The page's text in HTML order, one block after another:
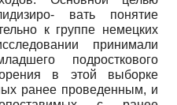
вать понятие
к группе немецких
принимали
подросткового
в этой выборке
ранее проведенным, и